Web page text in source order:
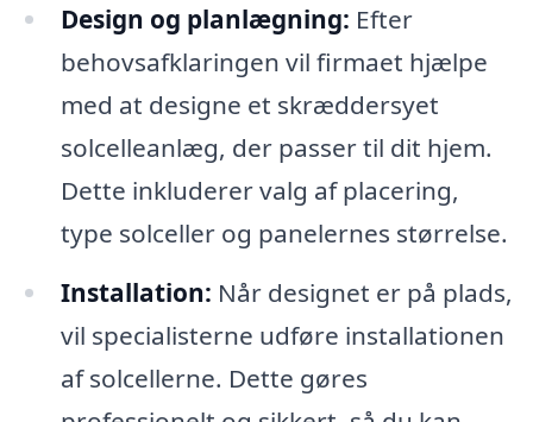
Design og planlægning: Efter
behovsafklaringen vil firmaet hjælpe
med at designe et skræddersyet
solcelleanlæg, der passer til dit hjem.
Dette inkluderer valg af placering,
type solceller og panelernes størrelse.
Installation: Når designet er på plads,
vil specialisterne udføre installationen
af solcellerne. Dette gøres